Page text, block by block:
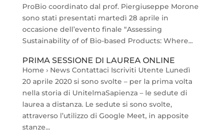
ProBio coordinato dal prof. Piergiuseppe Morone
sono stati presentati martedì 28 aprile in
occasione dell’evento finale “Assessing
Sustainability of of Bio-based Products: Where...
PRIMA SESSIONE DI LAUREA ONLINE
Home › News Contattaci Iscriviti Utente Lunedì
20 aprile 2020 si sono svolte – per la prima volta
nella storia di UnitelmaSapienza – le sedute di
laurea a distanza. Le sedute si sono svolte,
attraverso l’utilizzo di Google Meet, in apposite
stanze...